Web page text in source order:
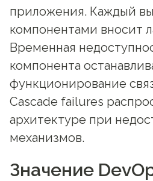
приложения. Каждый
компонентами вносит
Временная
компонента
функционирование
Cascade failures
архитектуре при
механизмов.
Значение